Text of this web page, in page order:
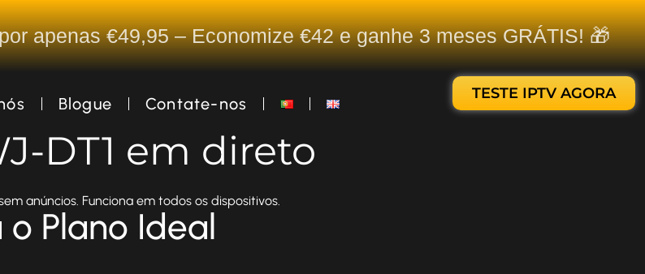
apenas €49,95 – Economize €42 e ganhe 3 meses GRÁTIS! 🎁
Blogue Contate-nos
TESTE IPTV AGORA
DT1 em direto
anúncios. Funciona em todos os dispositivos.
o Plano Ideal